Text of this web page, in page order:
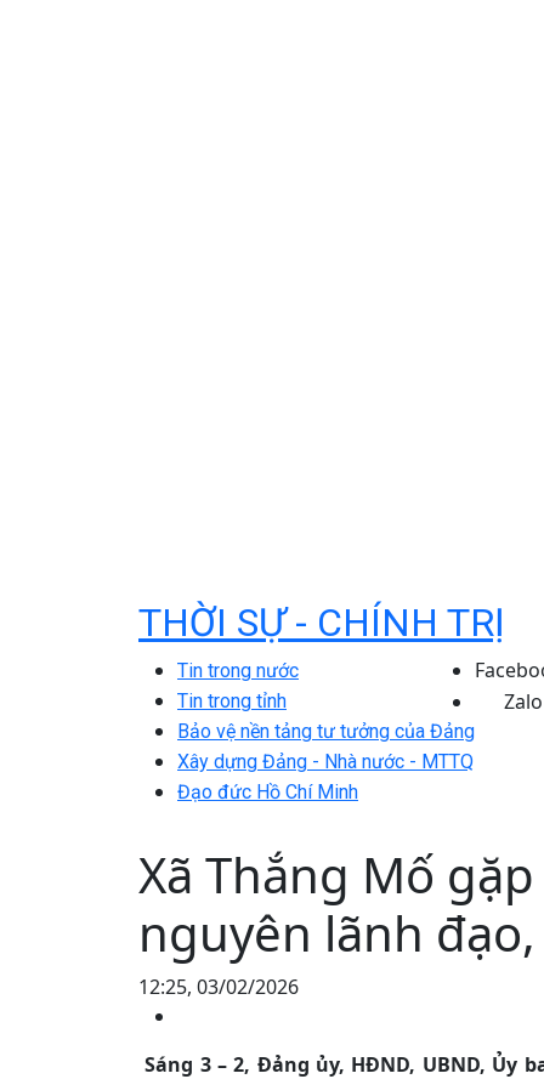
THỜI SỰ - CHÍNH TRỊ
Tin trong nước
Tin trong tỉnh
Bảo vệ nền tảng tư tưởng của Đảng
Xây dựng Đảng - Nhà nước - MTTQ
Đạo đức Hồ Chí Minh
Zalo
Xã Thắng Mố
nguyên lãnh
12:25, 03/02/2026
Sáng 3 – 2, Đảng ủy, HĐND, UBND, Ủy